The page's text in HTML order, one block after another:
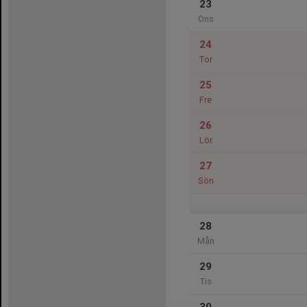
23
Ons
24
Tor
25
Fre
26
Lör
27
Sön
28
Mån
29
Tis